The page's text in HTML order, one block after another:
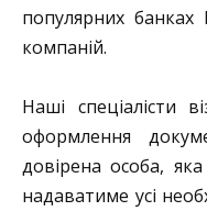
популярних
компаній.
Наші спеціалісти
оформлення
довірена особа,
надаватиме усі